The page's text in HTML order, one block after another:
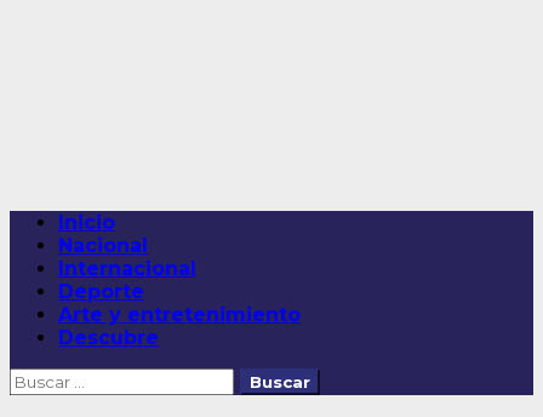
Menú
principal
Inicio
Nacional
Internacional
Deporte
Arte y entretenimiento
Descubre
Buscar: